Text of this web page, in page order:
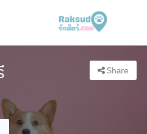
Share